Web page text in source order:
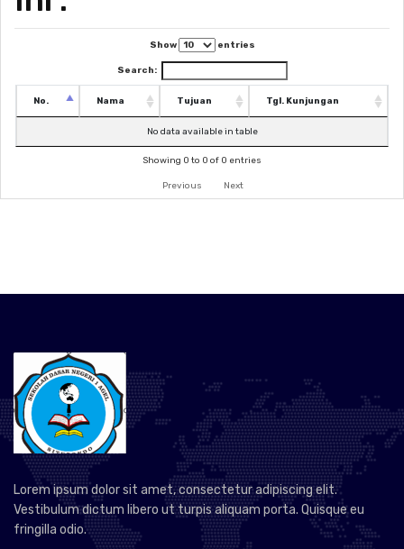
Show entries
Search:
No. Nama Tujuan Tgl. Kunjungan
No data available in table
Showing 0 to 0 of 0 entries
Previous Next
Lorem ipsum dolor sit amet, consectetur adipiscing elit.
Vestibulum dictum libero ut turpis aliquam porta. Quisque eu
fringilla odio.